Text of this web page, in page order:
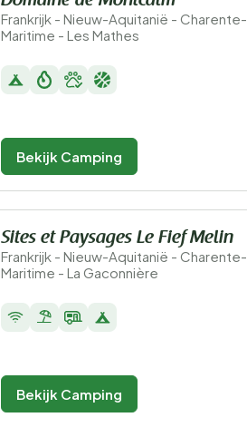
Frankrijk - Nieuw-Aquitanië - Charente-
Maritime - Les Mathes
Bekijk Camping
Sites et Paysages Le Fief Melin
Frankrijk - Nieuw-Aquitanië - Charente-
Maritime - La Gaconnière
Bekijk Camping